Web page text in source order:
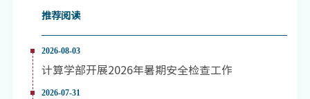
推荐阅读
2026-08-03
计算学部开展2026年暑期安全检查工作
2026-07-31